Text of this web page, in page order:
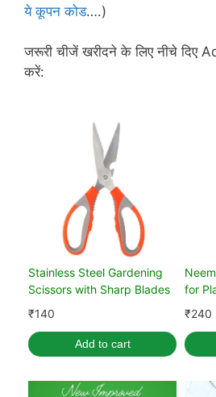
ये कूपन कोड….)
जरूरी चीजें खरीदने के लिए नीचे दिए
करें:
Stainless Steel Gardening
Scissors with Sharp Blades
₹140
Add to cart
for
₹240